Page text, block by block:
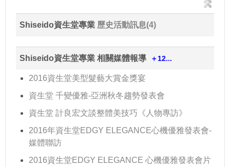
Shiseido資生堂專業 歷史活動訊息(4)
Shiseido資生堂專業 相關媒體報導 ＋12...
2016資生堂美型髮藝大賞金獎宴
資生堂 千變優雅-亞洲秋冬趨勢發表會
資生堂 計良宏文談整體美技巧《人物專訪》
2016年資生堂EDGY ELEGANCE心機優雅發表會-
媒體聯訪
2016資生堂EDGY ELEGANCE 心機優雅發表會片